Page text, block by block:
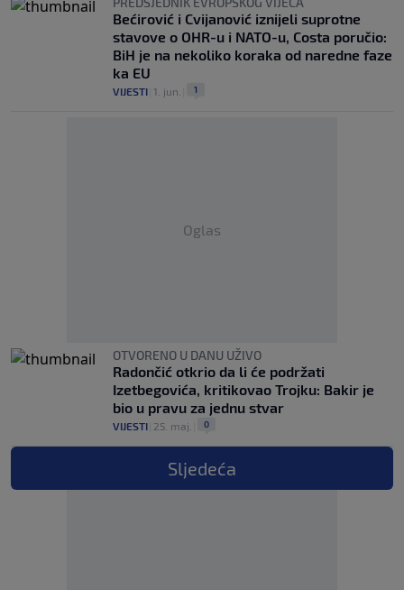
Bećirović i Cvijanović iznijeli suprotne
stavove o OHR-u i NATO-u, Costa poručio:
BiH je na nekoliko koraka od naredne faze
ka EU
VIJESTI 1. jun. 1
Oglas
OTVORENO U DANU UŽIVO
Radončić otkrio da li će podržati
Izetbegovića, kritikovao Trojku: Bakir je
bio u pravu za jednu stvar
VIJESTI 25. maj. 0
Sljedeća